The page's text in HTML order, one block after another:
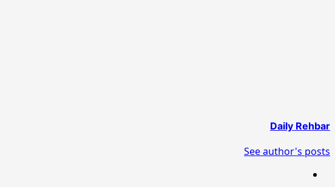
Daily Rehbar
See author's posts